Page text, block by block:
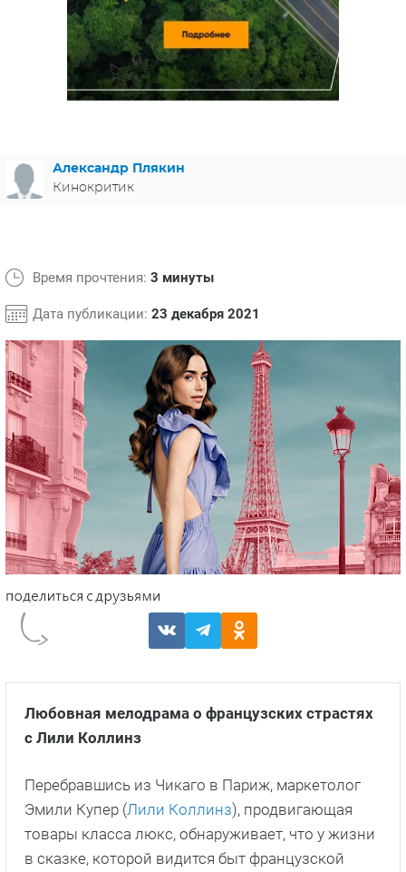
МЕЛОДРАМЫ
ИСПАНИЯ
ГЕРМАНИЯ
СВЕТСКИЕ НОВОСТИ
СПОЙЛЕРЫ ИЗ СЕРИАЛОВ
Александр Плякин
Кинокритик
Время прочтения: 3 минуты
Дата публикации: 23 декабря 2021
Любовная мелодрама о французских страстях
с Лили Коллинз
Перебравшись из Чикаго в Париж, маркетолог
Эмили Купер (Лили Коллинз), продвигающая
товары класса люкс, обнаруживает, что у жизни
в сказке, которой видится быт французской